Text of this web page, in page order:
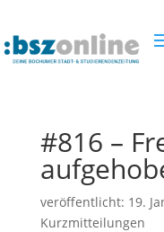
#816 –
veröffentlicht: 19.
Kurzmitteilungen